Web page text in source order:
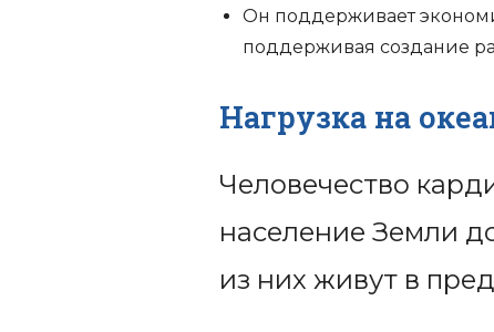
Он поддерживает
поддерживая создание
Нагрузка на
Человечество
население Земли
из них живут в